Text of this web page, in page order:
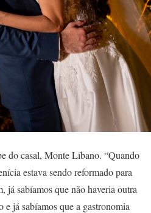
do casal, Monte Líbano. “Quando
estava sendo reformado para
já sabíamos que não haveria outra
já sabíamos que a gastronomia